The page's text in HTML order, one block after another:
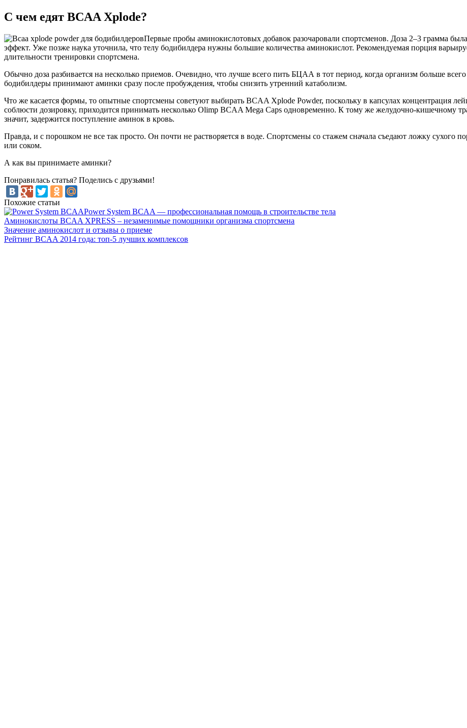
С чем едят BCAA Xplode?
Первые пробы аминокислотовых добавок разочаровали спортсменов. Доза 2–3 грамма
эффект. Уже позже наука уточнила, что телу бодибилдера нужны большие количества аминокислот. Рекомендуемая порция
длительности тренировки спортсмена.
Обычно доза разбивается на несколько приемов. Очевидно, что лучше всего пить БЦАА в тот период, когда организм больше
бодибилдеры принимают аминки сразу после пробуждения, чтобы снизить утренний катаболизм.
Что же касается формы, то опытные спортсмены советуют выбирать BCAA Xplode Powder, поскольку в капсулах концентрация
соблюсти дозировку, приходится принимать несколько Olimp BCAA Mega Caps одновременно. К тому же желудочно-кишечному
значит, задержится поступление аминок в кровь.
Правда, и с порошком не все так просто. Он почти не растворяется в воде. Спортсмены со стажем сначала съедают ложку сухого
или соком.
А как вы принимаете аминки?
Понравилась статья? Поделись с друзьями!
Похожие статьи
Power System BCAA — профессиональная помощь в строительстве тела
Аминокислоты BCAA XPRESS – незаменимые помощники организма спортсмена
Значение аминокислот и отзывы о приеме
Рейтинг BCAA 2014 года: топ-5 лучших комплексов